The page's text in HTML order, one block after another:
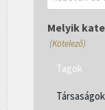
Melyik
(Kötelező)
Tagok
Társaságok